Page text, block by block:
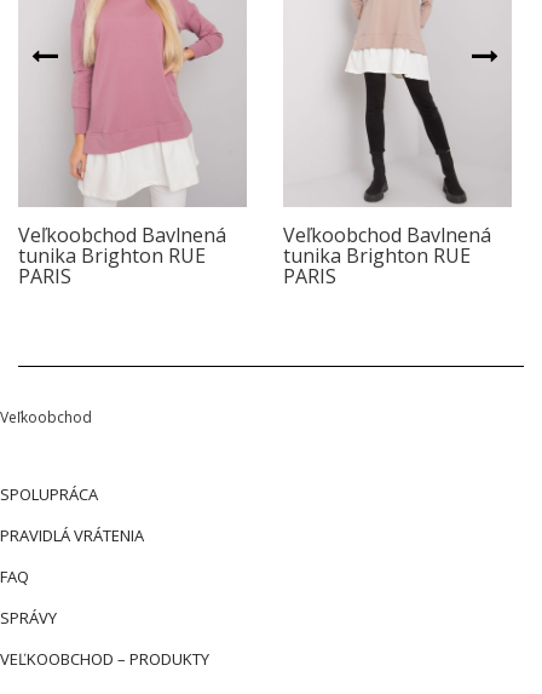
Veľkoobchod Bavlnená
tunika Brighton RUE
PARIS
Veľkoobchod Bavlnená
tunika Brighton RUE
PARIS
Veľkoobchod
SPOLUPRÁCA
PRAVIDLÁ VRÁTENIA
FAQ
SPRÁVY
VEĽKOOBCHOD – PRODUKTY